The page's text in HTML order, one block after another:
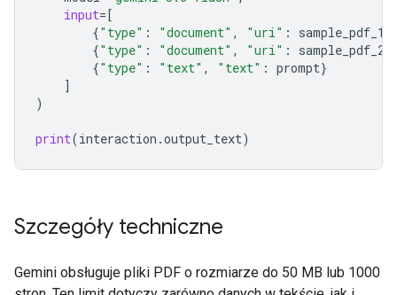
input=[
{"type" : "document" , "uri" : sample_pdf_1
{"type" : "document" , "uri" : sample_pdf_2
{"type" : "text" , "text" : prompt}
]
)
print(interaction .output_text)
Szczegóły techniczne
Gemini obsługuje pliki PDF o rozmiarze do 50 MB lub 1000